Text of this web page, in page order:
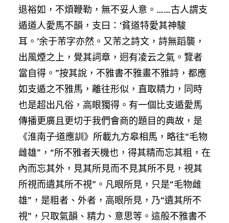
退裕如，不煩鞭勒，無不妥人意。……古人謂支
遁道人愛馬不韻，支曰：‘貧道特愛其神駿
耳。’余于芾字亦然。又芾之詩文，詩無蹈襲，
出風煙之上，覺其詞章，迥有凌云之氣。覽者
當自得。”按其說，不雅書不雅畫不雅詩，都應
如支遁之不雅馬，離往形似，直取精力，同時
也是超出凡俗，高眼獨得。有一個比支遁愛馬
傳播更廣且更切于我們會商的題目的典故，是
《淮南子·道應訓》所載九方皋相馬，略往“毛物
雌雄”，“所不雅者天機也，得其精而忘其粗，在
內而忘其外，見其所見而不見其所不見，視其
所視而遺其所不視”。凡眼所見，只是“毛物雌
雄”，是粗者、外者，高眼所見，乃“遺其所不
視”，只取氣韻、精力、意思等。這般不雅書不